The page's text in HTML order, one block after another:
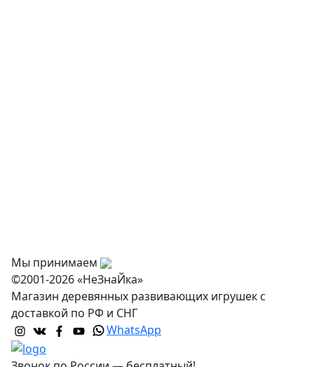
Мы принимаем
©2001-2026 «НеЗнаЙка»
Магазин деревянных развивающих игрушек с
доставкой по РФ и СНГ
WhatsApp